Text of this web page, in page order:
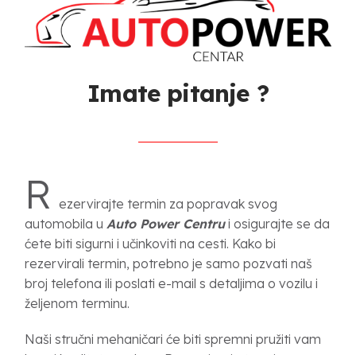
Imate pitanje ?
R
ezervirajte termin za popravak svog
automobila u Auto Power Centrui osigurajte se da
ćete biti sigurni i učinkoviti na cesti. Kako bi
rezervirali termin, potrebno je samo pozvati naš
broj telefona ili poslati e-mail s detaljima o vozilu i
željenom terminu.
Naši stručni mehaničari će biti spremni pružiti vam